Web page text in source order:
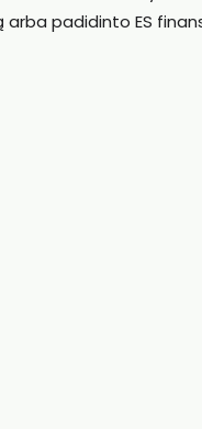
padidinto ES